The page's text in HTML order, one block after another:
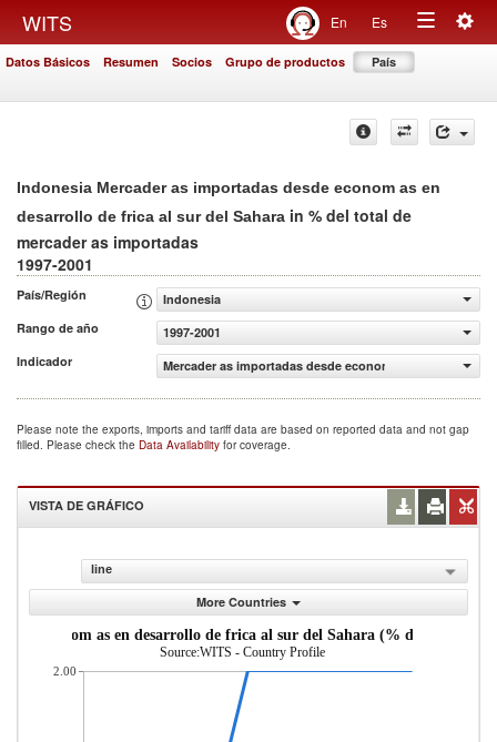
WITS En Es
Toggle
Datos Básicos Resumen Socios Grupo de productos País
Indonesia Mercader as importadas desde econom as en
desarrollo de frica al sur del Sahara in % del total de
mercader as importadas
1997-2001
País/Región
Indonesia
Rango de año
1997-2001
Indicador
Mercader as importadas desde econom as en
Please note the exports, imports and tariff data are based on reported data and not gap
filled. Please check the Data Availability for coverage.
VISTA DE GRÁFICO
line
More Countries
Mercader as importadas desde econom as en desarrollo de frica al sur del
Source:WITS - Country Profile
2.00